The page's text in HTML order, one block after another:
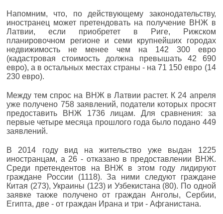
Напомним, что, по действующему законодательству,
иностранец может претендовать на получение ВНЖ в
Латвии, если приобретет в Риге, Рижском
планировочном регионе и семи крупнейших городах
недвижимость не менее чем на 142 300 евро
(кадастровая стоимость должна превышать 42 690
евро), а в остальных местах страны - на 71 150 евро (14
230 евро).
Между тем спрос на ВНЖ в Латвии растет. К 24 апреля
уже получено 758 заявлений, податели которых просят
предоставить ВНЖ 1736 лицам. Для сравнения: за
первые четыре месяца прошлого года было подано 449
заявлений.
В 2014 году вид на жительство уже выдан 1225
иностранцам, а 26 - отказано в предоставлении ВНЖ.
Среди претендентов на ВНЖ в этом году лидируют
граждане России (1118). За ними следуют граждане
Китая (273), Украины (123) и Узбекистана (80). По одной
заявке также получено от граждан Анголы, Сербии,
Египта, две - от граждан Ирана и три - Афганистана.